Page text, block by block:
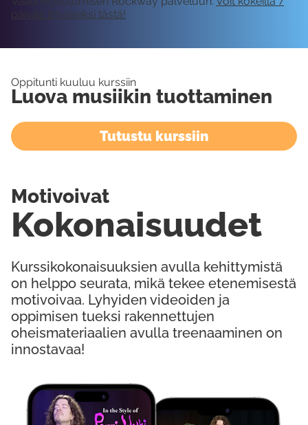
päivää ilmaiseksi tästä!
Oppitunti kuuluu kurssiin
Luova musiikin tuottaminen
Tutustu kurssiin
Kurssikokonaisuuksien avulla kehittymistä
on helppo seurata, mikä tekee etenemisestä
motivoivaa. Lyhyiden videoiden ja
oppimisen tueksi rakennettujen
oheismateriaalien avulla treenaaminen on
innostavaa!
Kokonaisuudet
Motivoivat